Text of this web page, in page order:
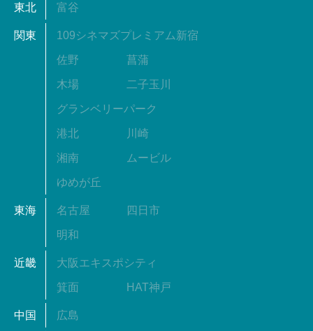
東北 富谷
関東 109シネマズプレミアム新宿
佐野 菖蒲
木場 二子玉川
グランベリーパーク
港北 川崎
湘南 ムービル
ゆめが丘
東海 名古屋 四日市
明和
近畿 大阪エキスポシティ
箕面 HAT神戸
中国 広島